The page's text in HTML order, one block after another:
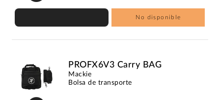
No disponible
PROFX6V3 Carry BAG
Mackie
Bolsa de transporte